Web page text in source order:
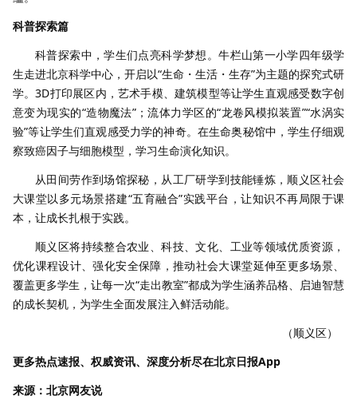
科普探索篇
科普探索中，学生们点亮科学梦想。牛栏山第一小学四年级学
生走进北京科学中心，开启以“生命・生活・生存”为主题的探究式研
学。3D打印展区内，艺术手模、建筑模型等让学生直观感受数字创
意变为现实的“造物魔法”；流体力学区的“龙卷风模拟装置”“水涡实
验”等让学生们直观感受力学的神奇。在生命奥秘馆中，学生仔细观
察致癌因子与细胞模型，学习生命演化知识。
从田间劳作到场馆探秘，从工厂研学到技能锤炼，顺义区社会
大课堂以多元场景搭建“五育融合”实践平台，让知识不再局限于课
本，让成长扎根于实践。
顺义区将持续整合农业、科技、文化、工业等领域优质资源，
优化课程设计、强化安全保障，推动社会大课堂延伸至更多场景、
覆盖更多学生，让每一次“走出教室”都成为学生涵养品格、启迪智慧
的成长契机，为学生全面发展注入鲜活动能。
（顺义区）
更多热点速报、权威资讯、深度分析尽在北京日报App
来源：北京网友说